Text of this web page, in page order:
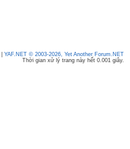
YAF.NET © 2003-2026, Yet Another Forum.NET
Thời gian xử lý trang này hết 0.001 giây.